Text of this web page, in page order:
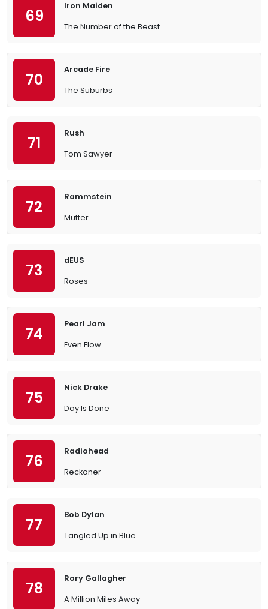
69
Iron Maiden
The Number of the Beast
70
Arcade Fire
The Suburbs
71
Rush
Tom Sawyer
72
Rammstein
Mutter
73
dEUS
Roses
74
Pearl Jam
Even Flow
75
Nick Drake
Day Is Done
76
Radiohead
Reckoner
77
Bob Dylan
Tangled Up in Blue
78
Rory Gallagher
A Million Miles Away